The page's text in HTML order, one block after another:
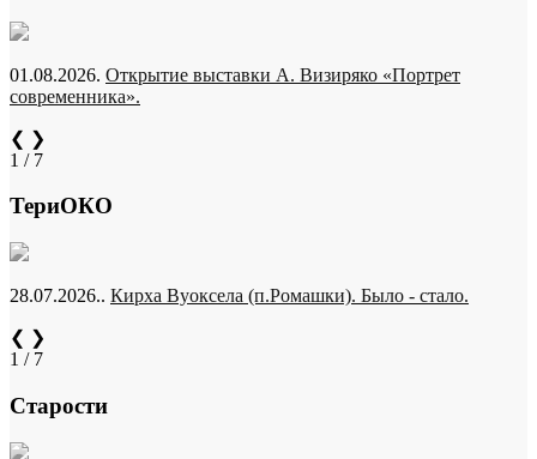
01.08.2026. Открытие выставки А. Визиряко «Портрет
современника».
❮ ❯
1 / 7
ТериОКО
28.07.2026.. Кирха Вуоксела (п.Ромашки). Было - стало.
❮ ❯
1 / 7
Старости